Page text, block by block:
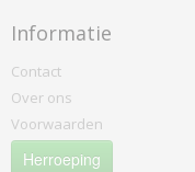
Informatie
Contact
Over ons
Voorwaarden
Herroeping